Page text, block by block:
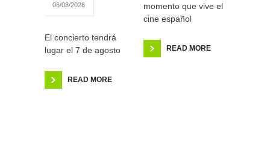
06/08/2026
El concierto tendrá
lugar el 7 de agosto
READ MORE
momento que vive el
cine español
READ MORE